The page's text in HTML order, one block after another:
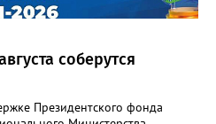
соберутся
Президентского фонда